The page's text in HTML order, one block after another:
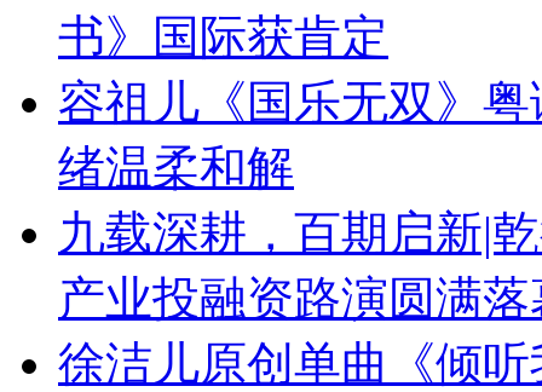
书》国际获肯定
容祖儿《国乐无双》
绪温柔和解
九载深耕，百期启新|
产业投融资路演圆满落
徐洁儿原创单曲《倾